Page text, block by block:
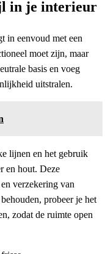
in je interieur
in eenvoud met een
moet zijn, maar
basis en voeg
uitstralen.
lijnen en het gebruik
en hout. Deze
verzekering van
probeer je het
zodat de ruimte open